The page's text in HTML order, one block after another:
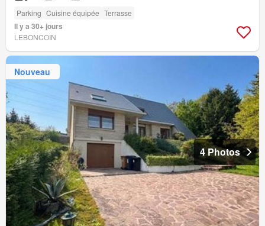
Parking Cuisine équipée Terrasse
Il y a 30+ jours
LEBONCOIN
Nouveau
4 Photos